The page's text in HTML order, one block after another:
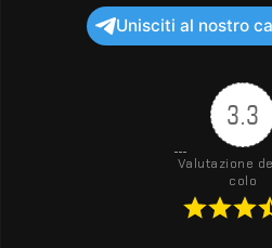
Unisciti al nostro
3.3
Valutazione
colo